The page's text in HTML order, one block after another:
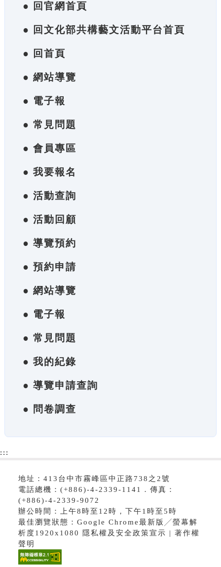
● 回官網首頁
● 回文化部共構藝文活動平台首頁
● 回首頁
● 網站導覽
● 電子報
● 常見問題
● 會員專區
● 我要報名
● 活動查詢
● 活動回顧
● 導覽預約
● 預約申請
● 網站導覽
● 電子報
● 常見問題
● 我的紀錄
● 導覽申請查詢
● 問卷調查
:::
地址：413台中市霧峰區中正路738之2號
電話總機：(+886)-4-2339-1141．傳真：
(+886)-4-2339-9072
辦公時間：上午8時至12時，下午1時至5時
最佳瀏覽狀態：Google Chrome最新版╱螢幕解
析度1920x1080 隱私權及安全政策宣示 | 著作權
聲明